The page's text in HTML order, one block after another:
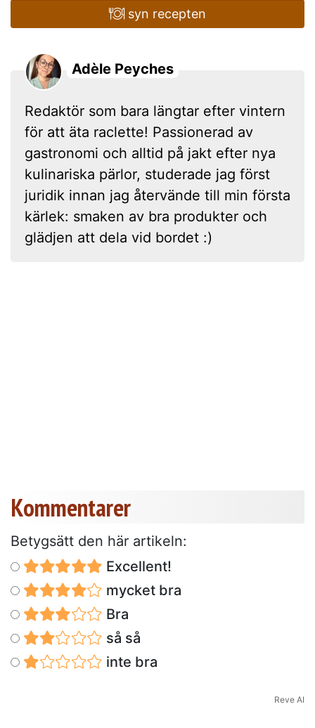
syn recepten
Adèle Peyches
Redaktör som bara längtar efter vintern
för att äta raclette! Passionerad av
gastronomi och alltid på jakt efter nya
kulinariska pärlor, studerade jag först
juridik innan jag återvände till min första
kärlek: smaken av bra produkter och
glädjen att dela vid bordet :)
Kommentarer
Betygsätt den här artikeln:
Excellent!
mycket bra
Bra
så så
inte bra
Reve AI